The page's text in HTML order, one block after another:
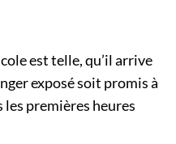
est telle, qu’il arrive
exposé soit promis à
premières heures